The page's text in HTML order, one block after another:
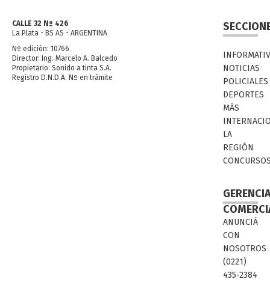
CALLE 32 Nº 426
La Plata - BS AS - ARGENTINA
Nº edición: 10766
Director: Ing. Marcelo A. Balcedo
Propietario: Sonido a tinta S.A.
Registro D.N.D.A. Nº en trámite
NOTICIAS
POLICIALES
DEPORTES
MÁS
LA
REGIÓN
ANUNCIÁ
CON
NOSOTROS
(0221)
435-2384